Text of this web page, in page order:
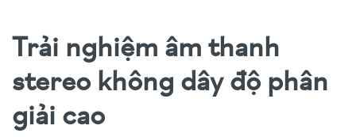
Trải nghiệm âm thanh
stereo không dây độ phân
giải cao